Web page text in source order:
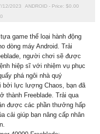
12/2023 ANDROID - Price: $0.00
0
game thể loại hành động
dòng máy Android. Trải
người chơi sẽ được
hiệp sĩ với nhiệm vụ phục
phá ngôi nhà quý
bởi lực lượng Chaos, bạn đã
thành Freeblade. Trải qua
được các phần thưởng hấp
cải giúp bạn nâng cấp nhân